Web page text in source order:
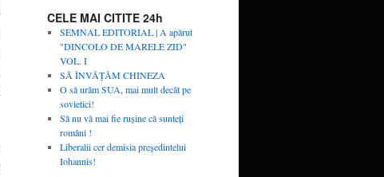
CELE MAI CITITE 24h
SEMNAL EDITORIAL | A apărut
"DINCOLO DE MARELE ZID"
VOL. I
SĂ ÎNVĂŢĂM CHINEZA
O să urâm SUA, mai mult decât pe
sovietici!
Să nu vă mai fie rușine că sunteți
români !
Liberalii cer demisia preşedintelui
Iohannis!